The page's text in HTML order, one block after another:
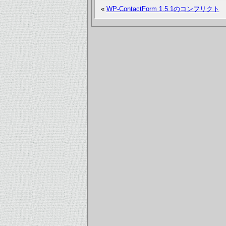
« WP-ContactForm 1.5.1のコンフリクト